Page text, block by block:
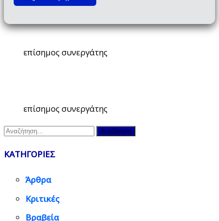
επίσημος συνεργάτης
επίσημος συνεργάτης
Αναζήτηση
ΚΑΤΗΓΟΡΙΕΣ
Άρθρα
Κριτικές
Βραβεία